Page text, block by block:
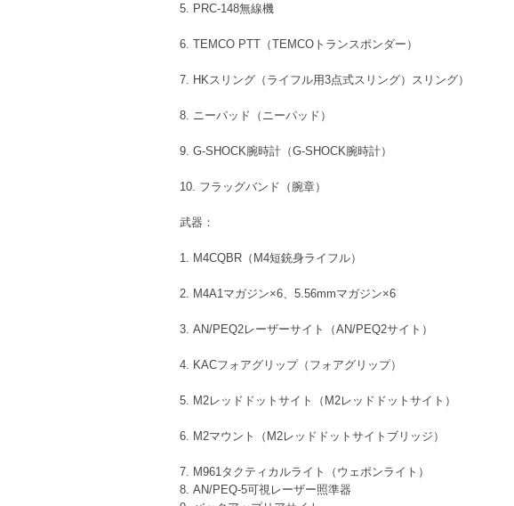
5. PRC-148無線機
6. TEMCO PTT（TEMCOトランスポンダー）
7. HKスリング（ライフル用3点式スリング）スリング）
8. ニーパッド（ニーパッド）
9. G-SHOCK腕時計（G-SHOCK腕時計）
10. フラッグバンド（腕章）
武器：
1. M4CQBR（M4短銃身ライフル）
2. M4A1マガジン×6、5.56mmマガジン×6
3. AN/PEQ2レーザーサイト（AN/PEQ2サイト）
4. KACフォアグリップ（フォアグリップ）
5. M2レッドドットサイト（M2レッドドットサイト）
6. M2マウント（M2レッドドットサイトブリッジ）
7. M961タクティカルライト（ウェポンライト）
8. AN/PEQ-5可視レーザー照準器